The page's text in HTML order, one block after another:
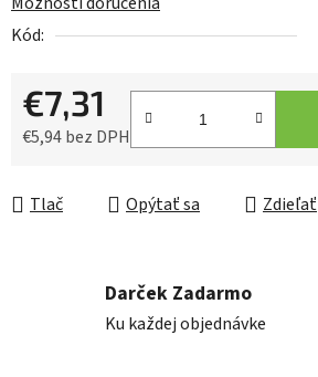
Kód:
€7,31
€5,94 bez DPH
Tlač Opýtať sa Zdieľať
Darček Zadarmo
Ku každej objednávke